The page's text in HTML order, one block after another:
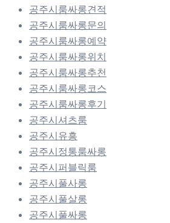
공주시룸싸롱견적
공주시룸싸롱문의
공주시룸싸롱예약
공주시룸싸롱위치
공주시룸싸롱추천
공주시룸싸롱코스
공주시룸싸롱후기
공주시셔츠룸
공주시유흥
공주시정통룸싸롱
공주시퍼블릭룸
공주시풀사롱
공주시풀살롱
공주시풀싸롱